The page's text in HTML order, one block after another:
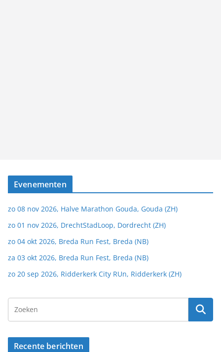
Evenementen
zo 08 nov 2026, Halve Marathon Gouda, Gouda (ZH)
zo 01 nov 2026, DrechtStadLoop, Dordrecht (ZH)
zo 04 okt 2026, Breda Run Fest, Breda (NB)
za 03 okt 2026, Breda Run Fest, Breda (NB)
zo 20 sep 2026, Ridderkerk City RUn, Ridderkerk (ZH)
Recente berichten